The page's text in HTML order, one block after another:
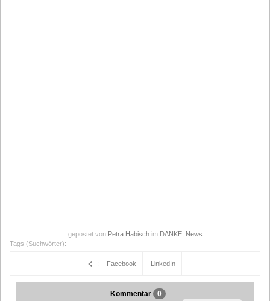
gepostet von Petra Habischim DANKE, News
Tags (Suchwörter):
: Facebook LinkedIn
Kommentar 0